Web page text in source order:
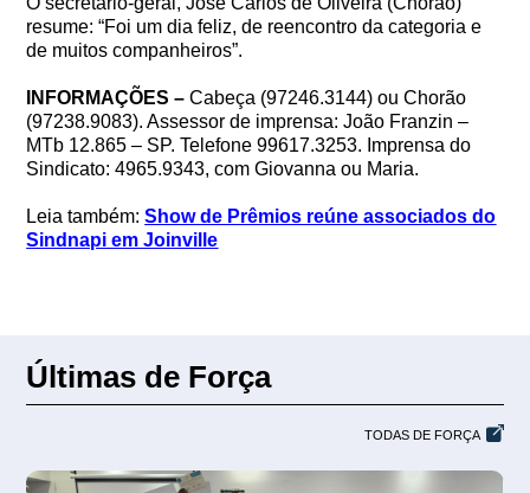
resume: “Foi um dia feliz, de reencontro da categoria e
de muitos companheiros”.
INFORMAÇÕES – Cabeça (97246.3144) ou Chorão
(97238.9083). Assessor de imprensa: João Franzin –
MTb 12.865 – SP. Telefone 99617.3253. Imprensa do
Sindicato: 4965.9343, com Giovanna ou Maria.
Leia também:Show de Prêmios reúne associados do
Sindnapi em Joinville
Últimas de Força
TODAS DE FORÇA